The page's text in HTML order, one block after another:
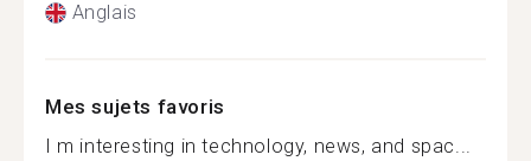
Anglais
Mes sujets favoris
I m interesting in technology, news, and spac...